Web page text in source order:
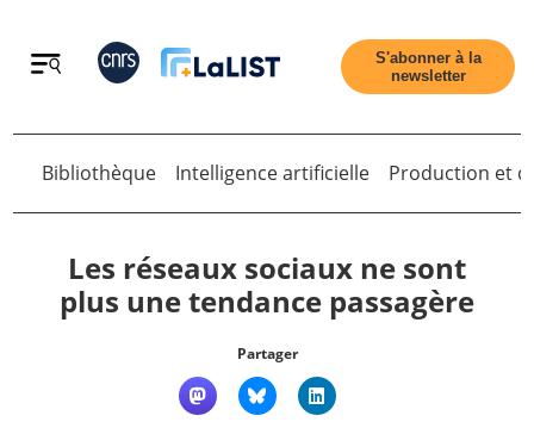
Retour
S'abonner à la
newsletter
Bibliothèque Intelligence artificielle Production et
Les réseaux sociaux ne sont
plus une tendance passagère
Partager